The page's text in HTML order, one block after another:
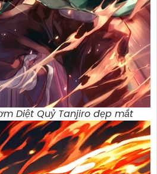
Diệt Quỷ Tanjiro đẹp mắt